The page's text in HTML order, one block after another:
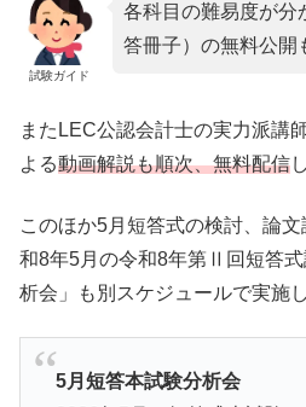
試験ガイド
各科目の難易度が分
答冊子）の無料公開
またLEC公認会計士の実力派講
よる動画解説も順次、無料配信
このほか5月短答式の検討、論
和8年5月の令和8年第Ⅱ回短答
析会」も別スケジュールで実施
5月短答本試験分析会